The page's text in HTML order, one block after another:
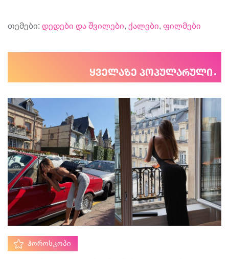
თემები: დედები და შვილები, ქალები, ფილმები
ყველაზე პოპულარული
ᲰᲝᲠᲝᲡᲙᲝᲞᲘ